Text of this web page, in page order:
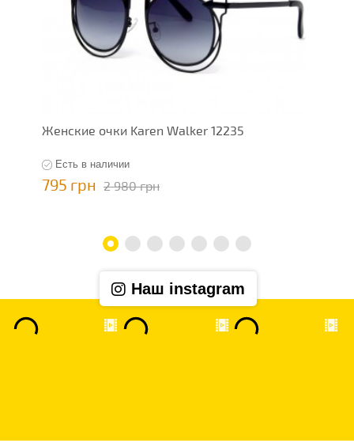
Женские очки Karen Walker 12235
Есть в наличии
795 грн 2 980 грн
Наш instagram